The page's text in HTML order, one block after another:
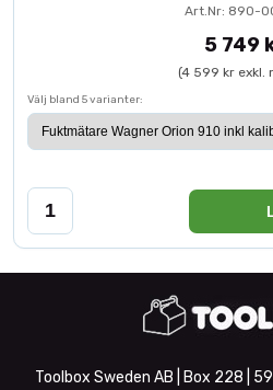
Art.Nr: 890-
5 749
(4 599 kr exkl.
Välj bland 5 varianter:
Toolbox Sweden AB | Box 228 |